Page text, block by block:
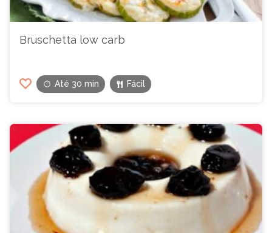
Bruschetta low carb
Até 30 min Fácil